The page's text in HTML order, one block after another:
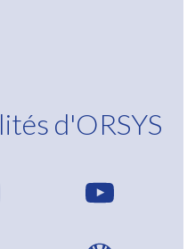
d'ORSYS